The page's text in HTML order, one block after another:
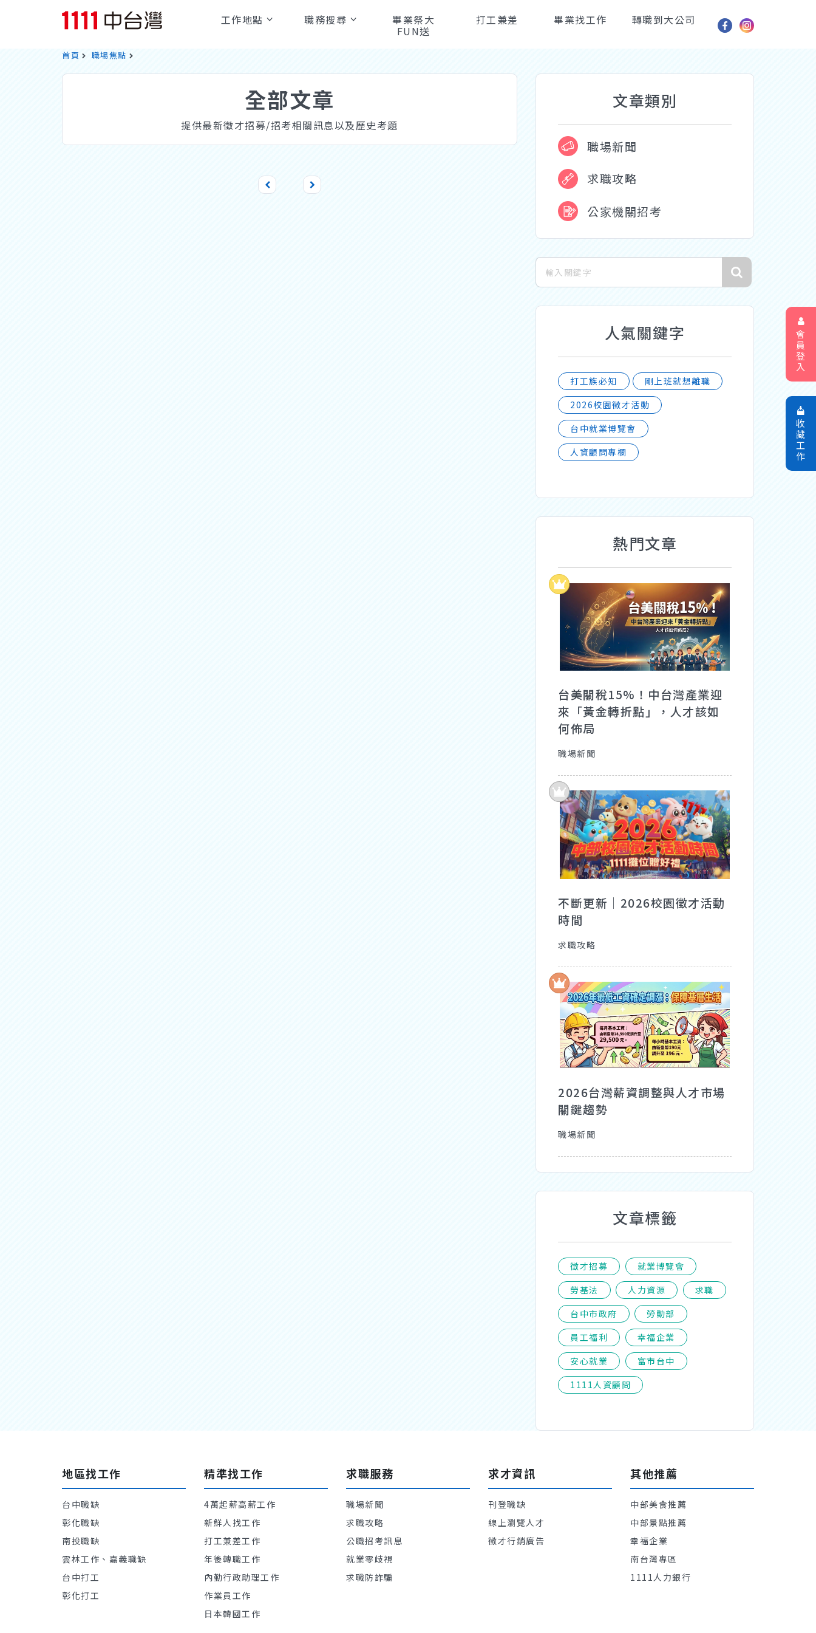
工作地點 職務搜尋 畢業祭大
FUN送
打工兼差 畢業找工作 轉職到大公司
會
員
登
入
收
藏
工
作
首頁 職場焦點
全部文章
提供最新徵才招募/招考相關訊息以及歷史考題
文章類別
職場新聞
求職攻略
公家機關招考
人氣關鍵字
打工族必知
剛上班就想離職
2026校園徵才活動
台中就業博覽會
人資顧問專欄
熱門文章
台美關稅15%！中台灣產業迎
來「黃金轉折點」，人才該如
何佈局
職場新聞
不斷更新│2026校園徵才活動
時間
求職攻略
2026台灣薪資調整與人才市場
關鍵趨勢
職場新聞
文章標籤
徵才招募
就業博覽會
勞基法
人力資源
求職
台中市政府
勞動部
員工福利
幸福企業
安心就業
富市台中
1111人資顧問
地區找工作
台中職缺
彰化職缺
南投職缺
雲林工作、嘉義職缺
台中打工
彰化打工
精準找工作
4萬起薪高薪工作
新鮮人找工作
打工兼差工作
年後轉職工作
內勤行政助理工作
作業員工作
日本韓國工作
求職服務
職場新聞
求職攻略
公職招考訊息
就業零歧視
求職防詐騙
求才資訊
刊登職缺
線上瀏覽人才
徵才行銷廣告
其他推薦
中部美食推薦
中部景點推薦
幸福企業
南台灣專區
1111人力銀行